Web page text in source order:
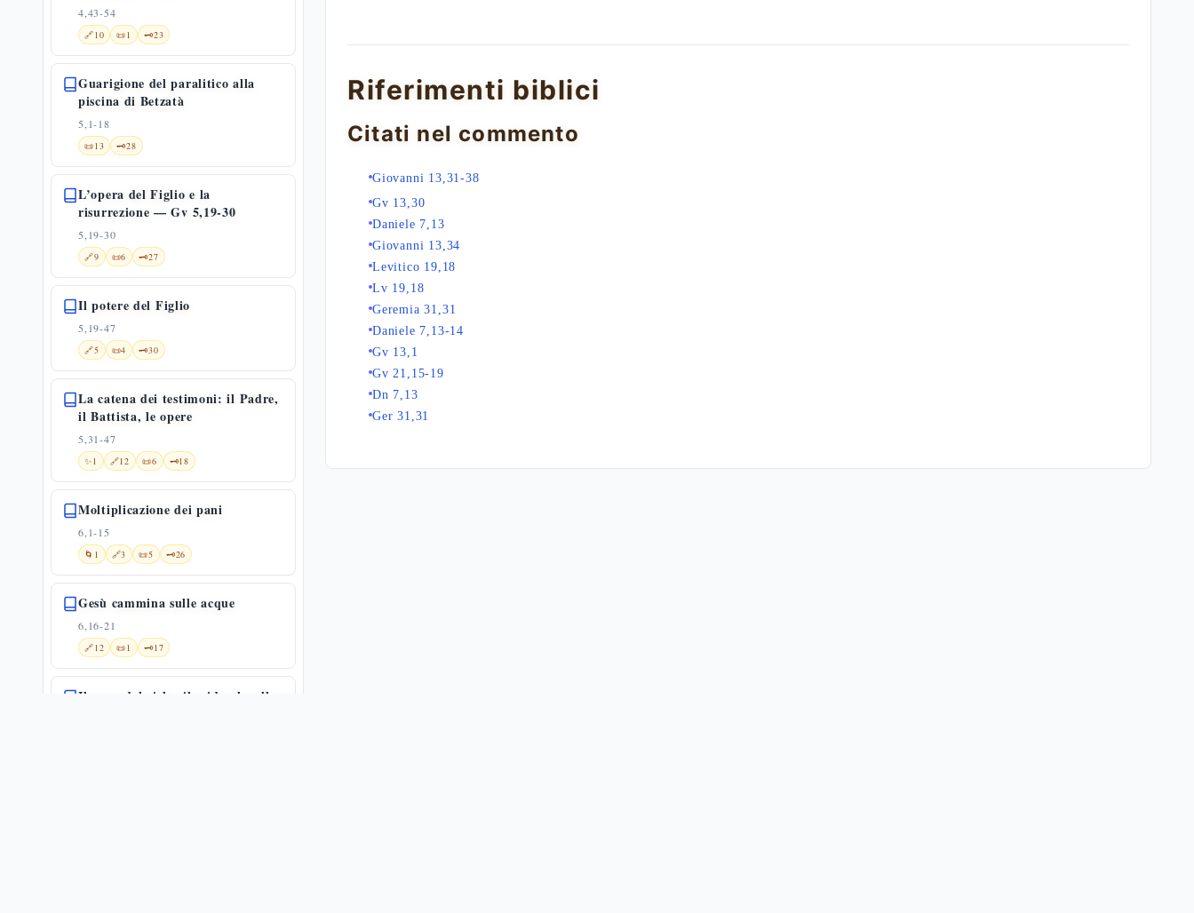
4,43-54
🔗10 📜1 🗝️23
Guarigione del paralitico alla
piscina di Betzatà
5,1-18
📜13 🗝️28
L’opera del Figlio e la
risurrezione — Gv 5,19-30
5,19-30
🔗9 📜6 🗝️27
Il potere del Figlio
5,19-47
🔗5 📜4 🗝️30
La catena dei testimoni: il Padre,
il Battista, le opere
5,31-47
✨1 🔗12 📜6 🗝️18
Moltiplicazione dei pani
6,1-15
🌀 1 🔗3 📜5 🗝️26
Gesù cammina sulle acque
6,16-21
🔗12 📜1 🗝️17
Il pane dal cielo: il midrash sulla
Riferimenti biblici
Citati nel commento
Giovanni 13,31-38
Gv 13,30
Daniele 7,13
Giovanni 13,34
Levitico 19,18
Lv 19,18
Geremia 31,31
Daniele 7,13-14
Gv 13,1
Gv 21,15-19
Dn 7,13
Ger 31,31